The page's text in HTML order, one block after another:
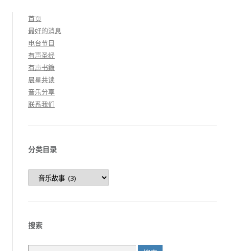
首页
最好的消息
电台节目
有声圣经
有声书籍
晨星共读
音乐分享
联系我们
分类目录
分
目
搜索